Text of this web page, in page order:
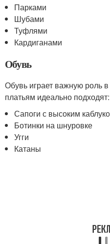
Парками
Шубами
Туфлями
Кардиганами
Обувь
Обувь играет важную роль
платьям идеально подходят:
Сапоги с высоким
Ботинки на шнуровке
Угги
Катаны